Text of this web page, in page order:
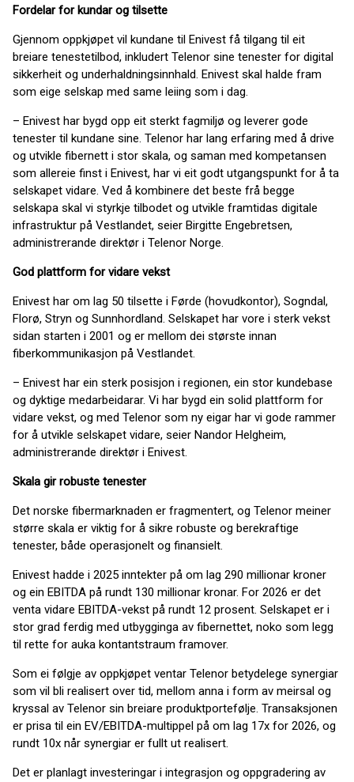
Fordelar for kundar og tilsette
Gjennom oppkjøpet vil kundane til Enivest få tilgang til eit
breiare tenestetilbod, inkludert Telenor sine tenester for digital
sikkerheit og underhaldningsinnhald. Enivest skal halde fram
som eige selskap med same leiing som i dag.
– Enivest har bygd opp eit sterkt fagmiljø og leverer gode
tenester til kundane sine. Telenor har lang erfaring med å drive
og utvikle fibernett i stor skala, og saman med kompetansen
som allereie finst i Enivest, har vi eit godt utgangspunkt for å ta
selskapet vidare. Ved å kombinere det beste frå begge
selskapa skal vi styrkje tilbodet og utvikle framtidas digitale
infrastruktur på Vestlandet, seier Birgitte Engebretsen,
administrerande direktør i Telenor Norge.
God plattform for vidare vekst
Enivest har om lag 50 tilsette i Førde (hovudkontor), Sogndal,
Florø, Stryn og Sunnhordland. Selskapet har vore i sterk vekst
sidan starten i 2001 og er mellom dei største innan
fiberkommunikasjon på Vestlandet.
– Enivest har ein sterk posisjon i regionen, ein stor kundebase
og dyktige medarbeidarar. Vi har bygd ein solid plattform for
vidare vekst, og med Telenor som ny eigar har vi gode rammer
for å utvikle selskapet vidare, seier Nandor Helgheim,
administrerande direktør i Enivest.
Skala gir robuste tenester
Det norske fibermarknaden er fragmentert, og Telenor meiner
større skala er viktig for å sikre robuste og berekraftige
tenester, både operasjonelt og finansielt.
Enivest hadde i 2025 inntekter på om lag 290 millionar kroner
og ein EBITDA på rundt 130 millionar kronar. For 2026 er det
venta vidare EBITDA-vekst på rundt 12 prosent. Selskapet er i
stor grad ferdig med utbygginga av fibernettet, noko som legg
til rette for auka kontantstraum framover.
Som ei følgje av oppkjøpet ventar Telenor betydelege synergiar
som vil bli realisert over tid, mellom anna i form av meirsal og
kryssal av Telenor sin breiare produktportefølje. Transaksjonen
er prisa til ein EV/EBITDA-multippel på om lag 17x for 2026, og
rundt 10x når synergiar er fullt ut realisert.
Det er planlagt investeringar i integrasjon og oppgradering av